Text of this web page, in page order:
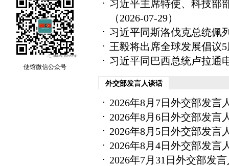
使馆微信公众号
习近平主席特使、科技部
（2026-07-29）
习近平同斯洛伐克总统佩
王毅将出席全球发展倡议
习近平同巴西总统卢拉通
外交部发言人谈话
2026年8月7日外交部发言
2026年8月6日外交部发言
2026年8月5日外交部发言
2026年8月4日外交部发言
2026年7月31日外交部发